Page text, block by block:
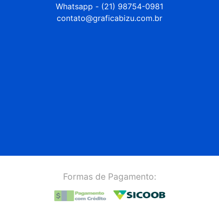
Whatsapp - (21) 98754-0981
contato@graficabizu.com.br
Formas de Pagamento: